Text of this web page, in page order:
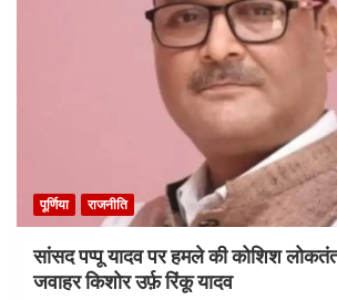
पूर्णिया राजनीति
सांसद पप्पू यादव पर हमले की कोशिश
जवाहर किशोर उर्फ़ रिंकू यादव